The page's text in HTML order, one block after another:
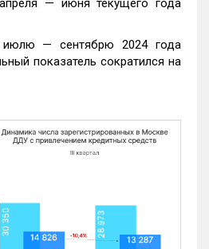
— июня текущего года
— сентябрю 2024 года
показатель сократился на